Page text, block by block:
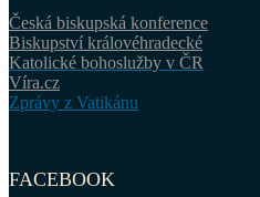
Česká biskupská konference
Biskupství královéhradecké
Katolické bohoslužby v ČR
Víra.cz
Zprávy z Vatikánu
FACEBOOK